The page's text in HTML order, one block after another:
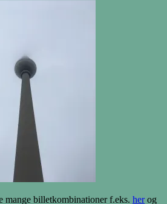
mange billetkombinationer f.eks. herog